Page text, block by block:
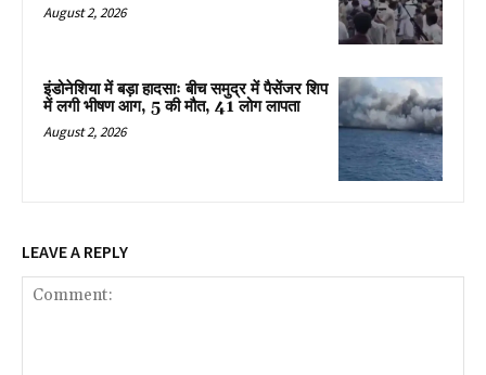
August 2, 2026
इंडोनेशिया में बड़ा हादसाः बीच समुद्र में पैसेंजर शिप
में लगी भीषण आग, 5 की मौत, 41 लोग लापता
August 2, 2026
LEAVE A REPLY